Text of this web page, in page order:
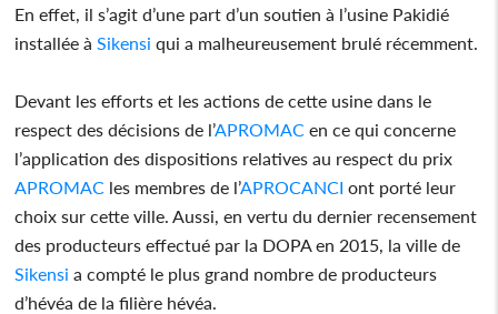
En effet, il s’agit d’une part d’un soutien à l’usine Pakidié
installée àSikensi qui a malheureusement brulé récemment.
Devant les efforts et les actions de cette usine dans le
respect des décisions de l’APROMAC en ce qui concerne
l’application des dispositions relatives au respect du prix
APROMAC les membres de l’APROCANCI ont porté leur
choix sur cette ville. Aussi, en vertu du dernier recensement
des producteurs effectué par la DOPA en 2015, la ville de
Sikensi a compté le plus grand nombre de producteurs
d’hévéa de la filière hévéa.